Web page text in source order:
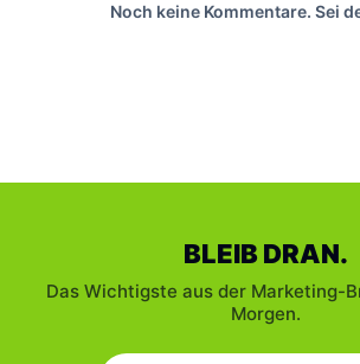
Noch keine Kommentare. Sei
BLEIB DRAN.
Das Wichtigste aus der Marketing-
Morgen.